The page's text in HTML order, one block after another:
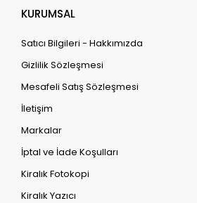
KURUMSAL
Satıcı Bilgileri - Hakkımızda
Gizlilik Sözleşmesi
Mesafeli Satış Sözleşmesi
İletişim
Markalar
İptal ve İade Koşulları
Kiralık Fotokopi
Kiralık Yazıcı